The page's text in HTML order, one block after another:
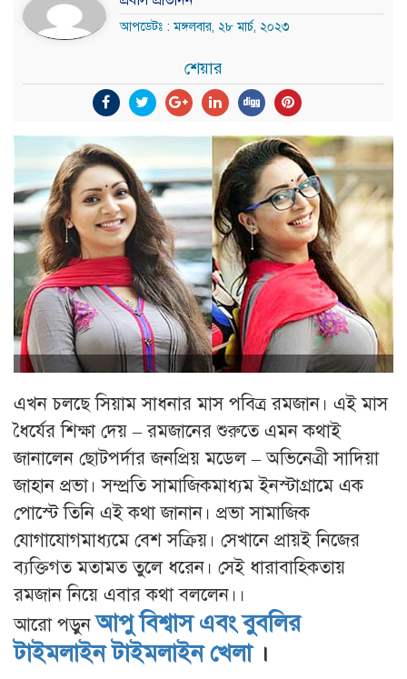
আপডেটঃ : মঙ্গলবার, ২৮ মার্চ, ২০২৩
শেয়ার
এখন চলছে সিয়াম সাধনার মাস পবিত্র রমজান। এই মাস
ধৈর্যের শিক্ষা দেয় – রমজানের শুরুতে এমন কথাই
জানালেন ছোটপর্দার জনপ্রিয় মডেল – অভিনেত্রী সাদিয়া
জাহান প্রভা। সম্প্রতি সামাজিকমাধ্যম ইনস্টাগ্রামে এক
পোস্টে তিনি এই কথা জানান। প্রভা সামাজিক
যোগাযোগমাধ্যমে বেশ সক্রিয়। সেখানে প্রায়ই নিজের
ব্যক্তিগত মতামত তুলে ধরেন। সেই ধারাবাহিকতায়
রমজান নিয়ে এবার কথা বললেন।।
আরো পড়ুনআপু বিশ্বাস এবং বুবলির
টাইমলাইন টাইমলাইন খেলা।